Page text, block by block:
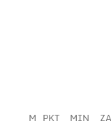
M PKT MIN